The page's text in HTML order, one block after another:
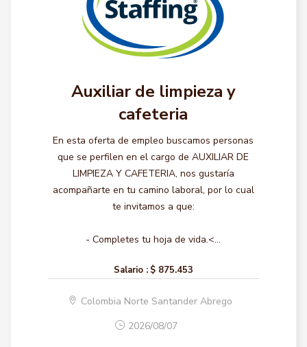
Auxiliar de limpieza y
cafeteria
En esta oferta de empleo buscamos personas
que se perfilen en el cargo de AUXILIAR DE
LIMPIEZA Y CAFETERIA, nos gustaría
acompañarte en tu camino laboral, por lo cual
te invitamos a que:
- Completes tu hoja de vida.<...
Salario : $ 875.453
Colombia Norte Santander Abrego
2026/08/07